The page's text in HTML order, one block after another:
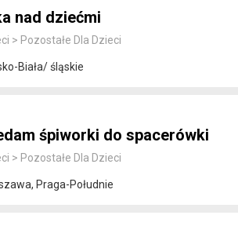
nad dziećmi
> Pozostałe Dla Dzieci
Biała/ śląskie
śpiworki do spacerówki
> Pozostałe Dla Dzieci
Praga-Południe